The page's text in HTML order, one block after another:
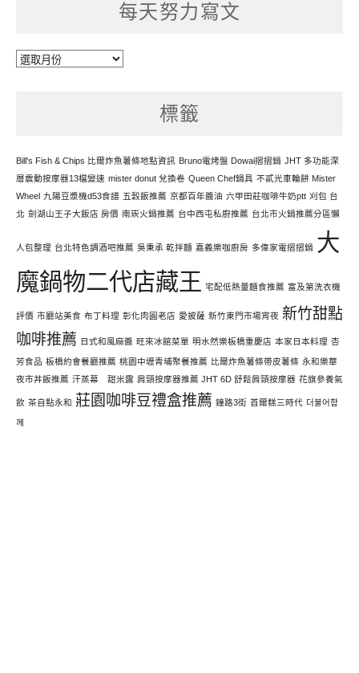
每天努力寫文
每
標籤
Bill's Fish & Chips 比爾炸魚薯條地點資訊 Bruno電烤盤 Dowai摺摺鍋 JHT 多功能深
層震動按摩器13檔變速 mister donut 兌換卷 Queen Chef鍋具 不貳光車輪餅 Mister
Wheel 九陽豆漿機d53食譜 五穀飯推薦 京都百年醬油 六甲田莊咖啡牛奶ptt 刈包 台
北 劍湖山王子大飯店 房價 南崁火鍋推薦 台中西屯私廚推薦 台北市火鍋推薦分區懶
人包整理 台北特色調酒吧推薦 吳秉承 乾拌麵 嘉義樂咖廚房 多偉家電摺摺鍋 大
魔鍋物二代店藏王 宅配低熱量麵食推薦 富及第洗衣機
評價 市廳站美食 布丁料理 彰化肉圓老店 愛披薩 新竹東門市場宵夜 新竹甜點
咖啡推薦 日式和風麻醬 旺來冰館菜單 明水然樂板橋重慶店 本家日本料理 杏
芳食品 板橋約會餐廳推薦 桃園中壢青埔聚餐推薦 比爾炸魚薯條帶皮薯條 永和樂華
夜市丼飯推薦 汗蒸幕 甜米露 肩頸按摩器推薦 JHT 6D 舒鬆肩頸按摩器 花旗參養氣
飲 茶自點永和 莊園咖啡豆禮盒推薦 鐘路3街 首爾糕三時代 더불어함
께